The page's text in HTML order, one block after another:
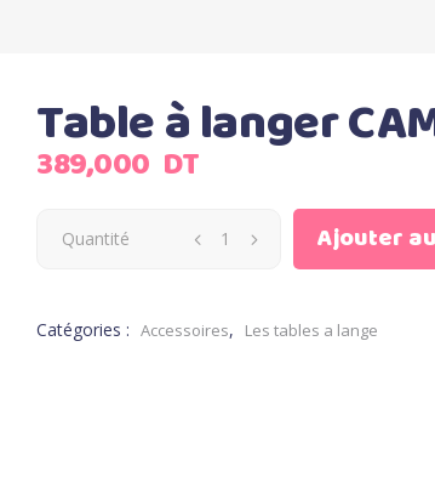
Table à langer
389,000 DT
Quantité Ajouter
Catégories : Accessoires, Les tables a lange